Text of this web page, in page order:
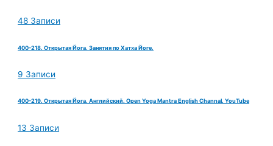
48 Записи
400-218. Открытая Йога. Занятия по Хатха Йоге.
9 Записи
400-219. Открытая Йога. Английский. Open Yoga Mantra English Channal. YouTube
13 Записи